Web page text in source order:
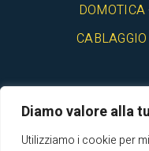
Diamo valore alla
Utilizziamo i cookie per